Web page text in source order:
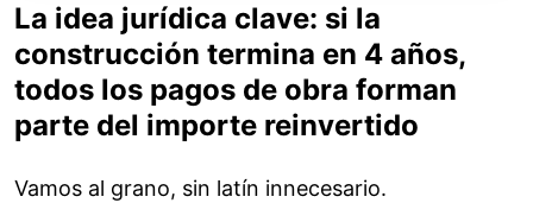
La idea jurídica clave: si la
construcción termina en 4 años,
todos los pagos de obra forman
parte del importe reinvertido
Vamos al grano, sin latín innecesario.